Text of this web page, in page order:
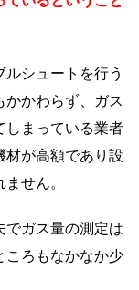
シュートを行う
かかわらず、ガス
しまっている業者
材が高額であり設
せん。
でガス量の測定は
ころもなかなか少